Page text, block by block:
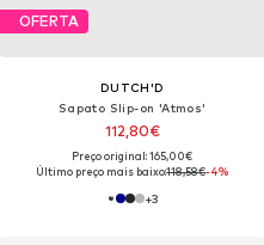
OFERTA
DUTCH'D
Sapato Slip-on 'Atmos'
112,80€
Preço original: 165,00€
Último preço mais baixo:118,58€-4%
+3